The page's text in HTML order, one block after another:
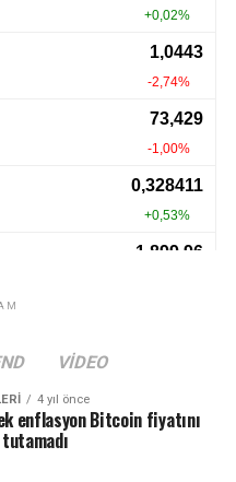
VIDEO
4 yıl önce
enflasyon Bitcoin fiyatını